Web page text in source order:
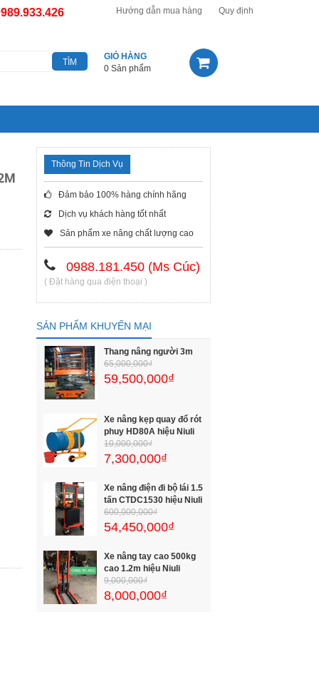
Hướng dẫn mua hàng Quy định
GIỎ HÀNG
0 Sản phẩm
Thông Tin Dịch Vụ
Đảm bảo 100% hàng chính hãng
Dịch vụ khách hàng tốt nhất
Sản phẩm xe nâng chất lượng cao
0988.181.450 (Ms Cúc)
( Đặt hàng qua điện thoại )
SẢN PHẨM KHUYẾN MẠI
Thang nâng người 3m
65,000,000₫
59,500,000₫
Xe nâng kẹp quay đổ rót
phuy HD80A hiệu Niuli
10,000,000₫
7,300,000₫
Xe nâng điện đi bộ lái 1.5
tấn CTDC1530 hiệu Niuli
600,000,000₫
54,450,000₫
Xe nâng tay cao 500kg
cao 1.2m hiệu Niuli
9,000,000₫
8,000,000₫